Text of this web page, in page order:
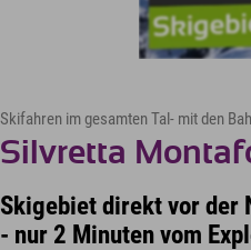
Skifahren im gesamten Tal- mit den
Silvretta
Skigebiet direkt vor der
- nur 2 Minuten vom